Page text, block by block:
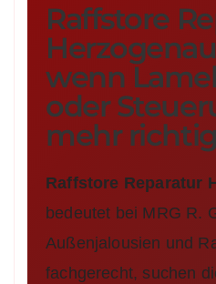
Raffstore
wenn
oder
mehr
Raffstore Reparatur
bedeutet bei MRG R.
Außenjalousien und
fachgerecht, suchen